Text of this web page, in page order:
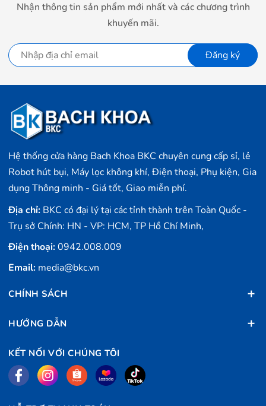
Nhận thông tin sản phẩm mới nhất và các chương trình
khuyến mãi.
Đăng ký
Hệ thống cửa hàng Bach Khoa BKC chuyên cung cấp sỉ, lẻ
Robot hút bụi, Máy lọc không khí, Điện thoại, Phụ kiện, Gia
dụng Thông minh - Giá tốt, Giao miễn phí.
Địa chỉ: BKC có đại lý tại các tỉnh thành trên Toàn Quốc -
Trụ sở Chính: HN - VP: HCM, TP Hồ Chí Minh,
Điện thoại:0942.008.009
Email: media@bkc.vn
CHÍNH SÁCH
HƯỚNG DẪN
KẾT NỐI VỚI CHÚNG TÔI